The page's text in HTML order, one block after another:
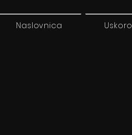
Naslovnica Uskoro